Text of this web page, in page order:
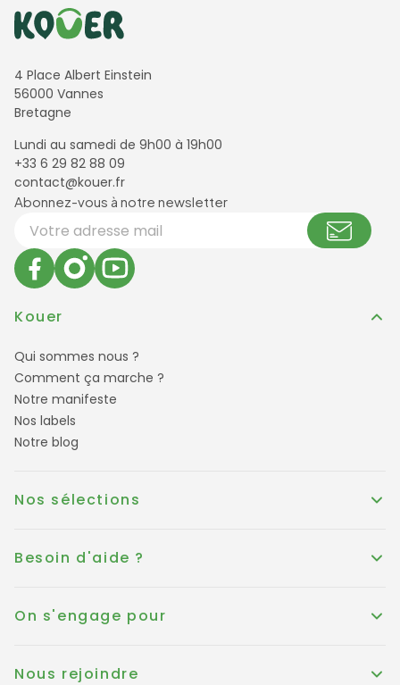
Informations de contact
4 Place Albert Einstein
56000 Vannes
Bretagne
Lundi au samedi de 9h00 à 19h00
+33 6 29 82 88 09
contact@kouer.fr
Newsletter et réseaux sociaux
Abonnez-vous à notre newsletter
Votre adresse email
Kouer
Qui sommes nous ?
Comment ça marche ?
Notre manifeste
Nos labels
Notre blog
Nos sélections
Besoin d'aide ?
On s'engage pour
Nous rejoindre